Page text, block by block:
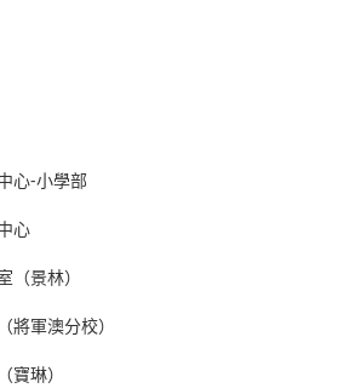
心-小學部
心
（景林）
將軍澳分校）
寶琳）